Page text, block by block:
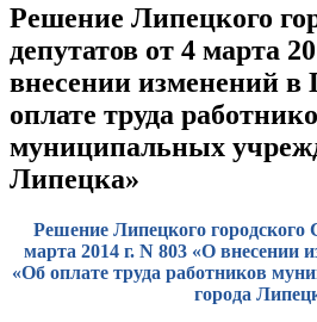
Решение Липецкого
депутатов от 4 марта
внесении изменений
оплате труда
муниципальных
Липецка»
Решение Липецкого городского
марта 2014 г. N 803 «О внесении
«Об оплате труда работников
города